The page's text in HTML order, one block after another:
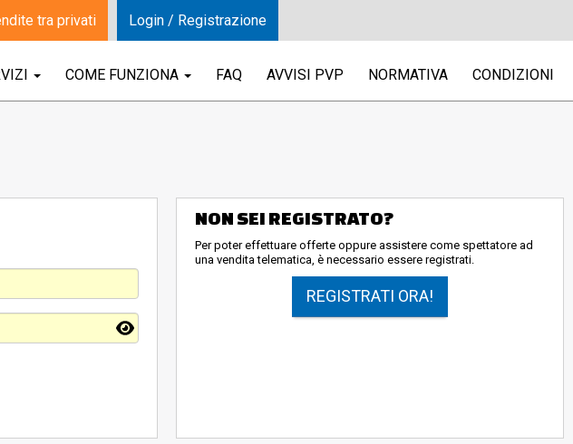
COME FUNZIONA FAQ AVVISI PVP NORMATIVA CONDIZIONI
NON SEI REGISTRATO?
Per poter effettuare offerte oppure assistere come spettatore ad
una vendita telematica, è necessario essere registrati.
REGISTRATI ORA!
tra privati Login / Registrazione